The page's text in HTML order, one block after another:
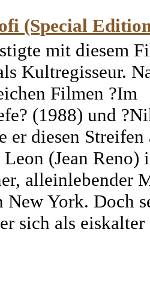
(Special
mit diesem
Kultregisseur.
Filmen ?Im
(1988) und
er diesen Streifen
(Jean Reno)
alleinlebender
New York. Doch
sich als eiskalter